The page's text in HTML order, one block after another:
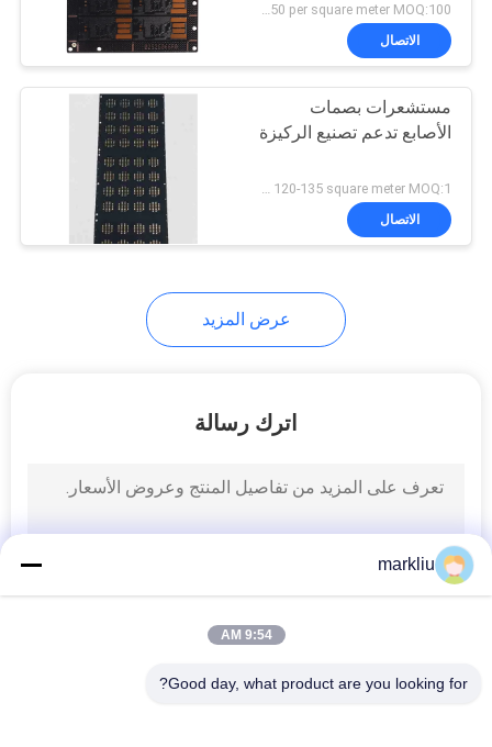
US 120-150 per square meter MOQ:100 قطعة
الاتصال
مستشعرات بصمات
الأصابع تدعم تصنيع الركيزة
US 120-135 square meter MOQ:1 متر مربع
الاتصال
عرض المزيد
اترك رسالة
markliu
9:54 AM
Good day, what product are you looking for?